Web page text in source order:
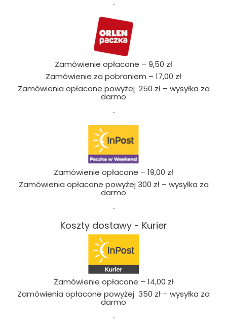
Zamówienie opłacone – 9,50 zł
Zamówienie za pobraniem – 17,00 zł
Zamówienia opłacone powyżej 250 zł – wysyłka za
darmo
.
Zamówienie opłacone – 19,00 zł
Zamówienia opłacone powyżej 300 zł – wysyłka za
darmo
.
Koszty dostawy - Kurier
Zamówienie opłacone – 14,00 zł
Zamówienia opłacone powyżej 350 zł – wysyłka za
darmo
.